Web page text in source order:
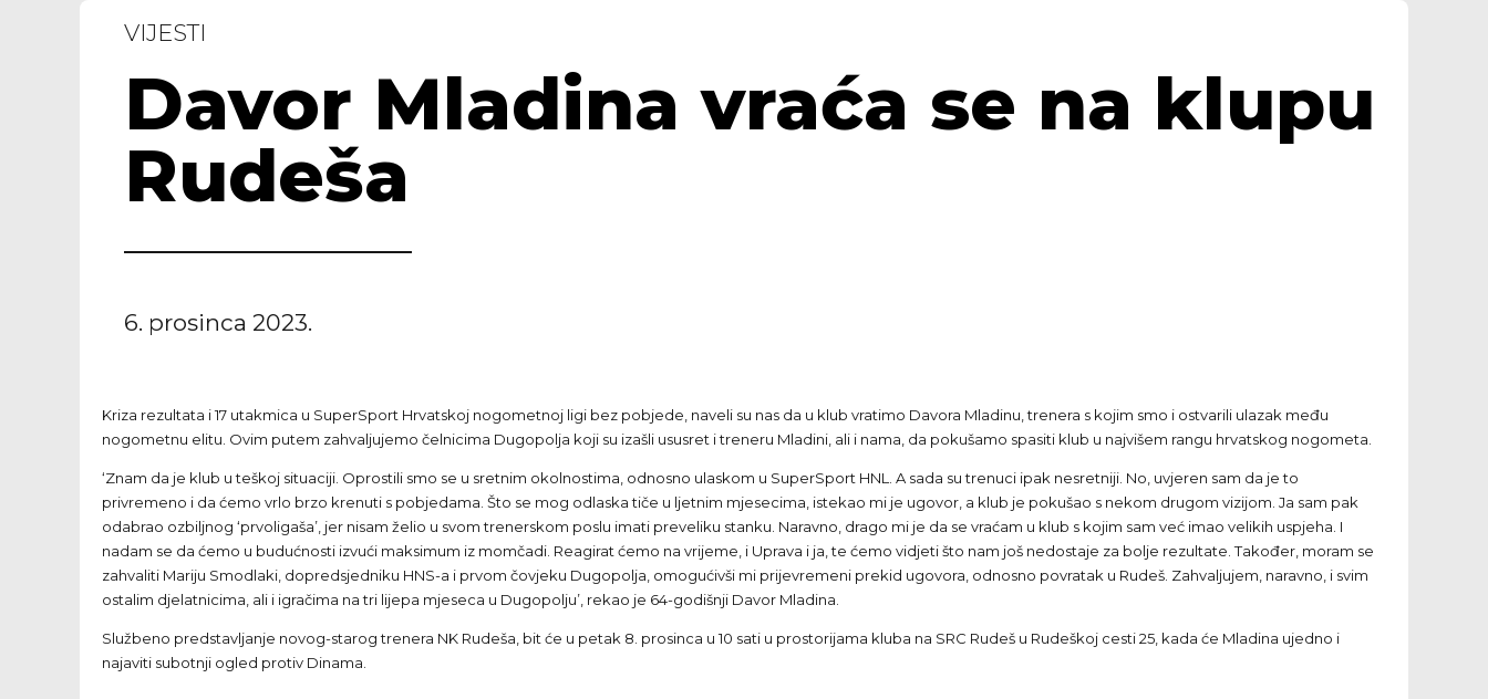
VIJESTI
Davor Mladina vraća se na klupu
Rudeša
6. prosinca 2023.
Kriza rezultata i 17 utakmica u SuperSport Hrvatskoj nogometnoj ligi bez pobjede, naveli su nas da u klub vratimo Davora Mladinu, trenera s kojim smo i ostvarili ulazak među
nogometnu elitu. Ovim putem zahvaljujemo čelnicima Dugopolja koji su izašli ususret i treneru Mladini, ali i nama, da pokušamo spasiti klub u najvišem rangu hrvatskog nogometa.
‘Znam da je klub u teškoj situaciji. Oprostili smo se u sretnim okolnostima, odnosno ulaskom u SuperSport HNL. A sada su trenuci ipak nesretniji. No, uvjeren sam da je to
privremeno i da ćemo vrlo brzo krenuti s pobjedama. Što se mog odlaska tiče u ljetnim mjesecima, istekao mi je ugovor, a klub je pokušao s nekom drugom vizijom. Ja sam pak
odabrao ozbiljnog ‘prvoligaša’, jer nisam želio u svom trenerskom poslu imati preveliku stanku. Naravno, drago mi je da se vraćam u klub s kojim sam već imao velikih uspjeha. I
nadam se da ćemo u budućnosti izvući maksimum iz momčadi. Reagirat ćemo na vrijeme, i Uprava i ja, te ćemo vidjeti što nam još nedostaje za bolje rezultate. Također, moram se
zahvaliti Mariju Smodlaki, dopredsjedniku HNS-a i prvom čovjeku Dugopolja, omogućivši mi prijevremeni prekid ugovora, odnosno povratak u Rudeš. Zahvaljujem, naravno, i svim
ostalim djelatnicima, ali i igračima na tri lijepa mjeseca u Dugopolju’, rekao je 64-godišnji Davor Mladina.
Službeno predstavljanje novog-starog trenera NK Rudeša, bit će u petak 8. prosinca u 10 sati u prostorijama kluba na SRC Rudeš u Rudeškoj cesti 25, kada će Mladina ujedno i
najaviti subotnji ogled protiv Dinama.